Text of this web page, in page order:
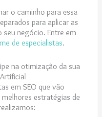
o caminho para essa
para aplicar as
seu negócio. Entre em
de especialistas.
na otimização da sua
em SEO que vão
estratégias de